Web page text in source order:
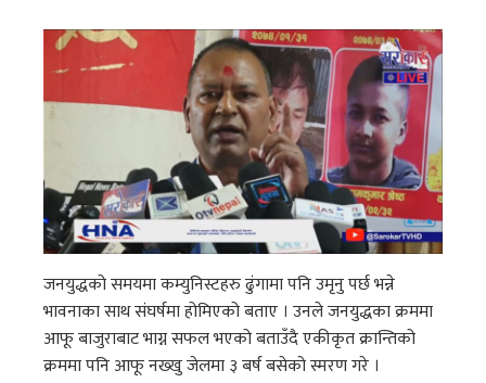
जनयुद्धको समयमा कम्युनिस्टहरु ढुंगामा पनि उमृनु पर्छ भन्ने
भावनाका साथ संघर्षमा होमिएको बताए । उनले जनयुद्धका क्रममा
आफू बाजुराबाट भाग्न सफल भएको बताउँदै एकीकृत क्रान्तिको
क्रममा पनि आफू नख्खु जेलमा ३ बर्ष बसेको स्मरण गरे ।